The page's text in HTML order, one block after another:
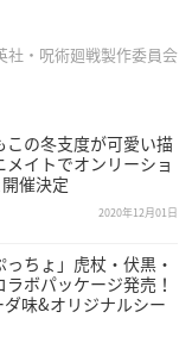
社・呪術廻戦製作委員会
この冬支度が可愛い描
イトでオンリーショ
催決定
2020年12月01日
ちょ」虎杖・伏黒・
ボパッケージ発売！
味&オリジナルシー